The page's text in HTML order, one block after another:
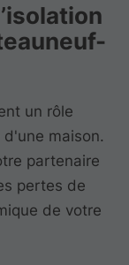
un rôle
maison.
partenaire
pertes de
de votre